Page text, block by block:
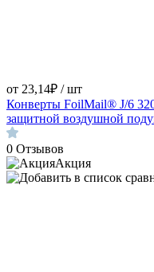
от 23,14₽ / шт
Конверты FoilMail® J/6
защитной воздушной
0 Отзывов
Акция